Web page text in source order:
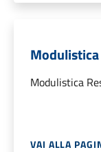
Modulistica
VAI ALLA